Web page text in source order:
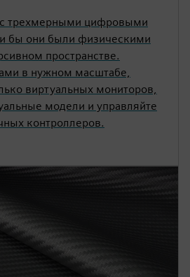
с трехмерными цифровыми
бы они были физическими
пространстве.
в нужном масштабе,
виртуальных мониторов,
модели и управляйте
контроллеров.